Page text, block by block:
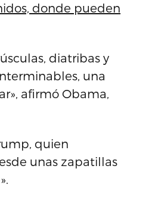
donde pueden
diatribas y
una
afirmó Obama,
quien
unas zapatillas